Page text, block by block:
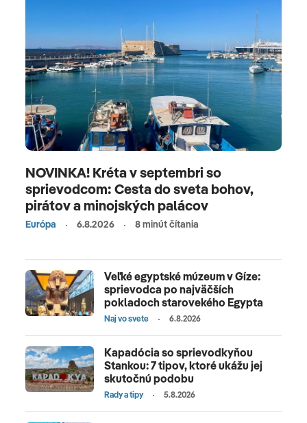
NOVINKA! Kréta v septembri so
sprievodcom: Cesta do sveta bohov,
pirátov a minojských palácov
Európa 6.8.2026 8 minút čítania
Veľké egyptské múzeum v Gíze:
sprievodca po najväčších
pokladoch starovekého Egypta
Naj vo svete 6.8.2026
Kapadócia so sprievodkyňou
Stankou: 7 tipov, ktoré ukážu jej
skutočnú podobu
Rady a tipy 5.8.2026